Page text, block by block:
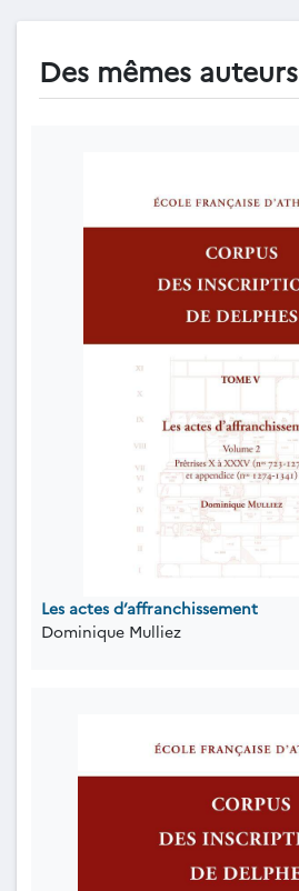
Des mêmes auteurs
Les actes d’affranchissement
Dominique Mulliez